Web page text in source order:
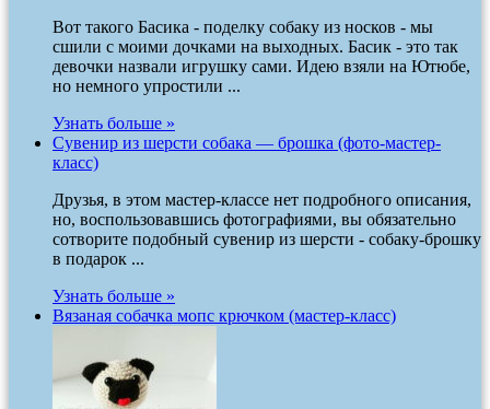
Вот такого Басика - поделку собаку из носков - мы
сшили с моими дочками на выходных. Басик - это так
девочки назвали игрушку сами. Идею взяли на Ютюбе,
но немного упростили ...
Узнать больше »
Сувенир из шерсти собака — брошка (фото-мастер-
класс)
Друзья, в этом мастер-классе нет подробного описания,
но, воспользовавшись фотографиями, вы обязательно
сотворите подобный сувенир из шерсти - собаку-брошку
в подарок ...
Узнать больше »
Вязаная собачка мопс крючком (мастер-класс)